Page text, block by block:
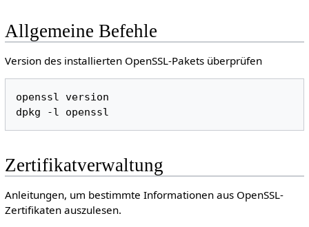
Allgemeine Befehle
Version des installierten OpenSSL-Pakets überprüfen
openssl version
Zertifikatverwaltung
Anleitungen, um bestimmte Informationen aus OpenSSL-
Zertifikaten auszulesen.